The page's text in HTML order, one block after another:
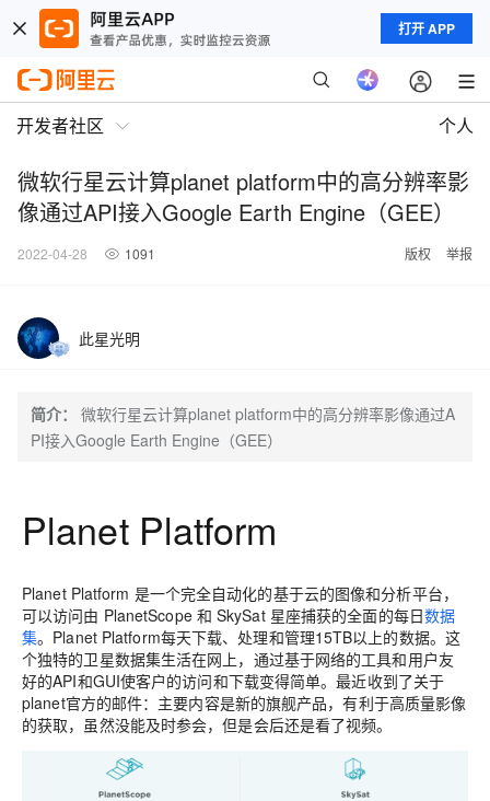
打开 APP
开发者社区 个人
微软行星云计算planet platform中的高分辨率影
像通过API接入Google Earth Engine（GEE）
2022-04-28 1091 版权 举报
此星光明
简介：
微软行星云计算planet platform中的高分辨率影像通过A
PI接入Google Earth Engine（GEE）
Planet Platform
Planet Platform 是一个完全自动化的基于云的图像和分析平台，
可以访问由 PlanetScope 和 SkySat 星座捕获的全面的每日数据
集。Planet Platform每天下载、处理和管理15TB以上的数据。这
个独特的卫星数据集生活在网上，通过基于网络的工具和用户友
好的API和GUI使客户的访问和下载变得简单。最近收到了关于
planet官方的邮件：主要内容是新的旗舰产品，有利于高质量影像
的获取，虽然没能及时参会，但是会后还是看了视频。